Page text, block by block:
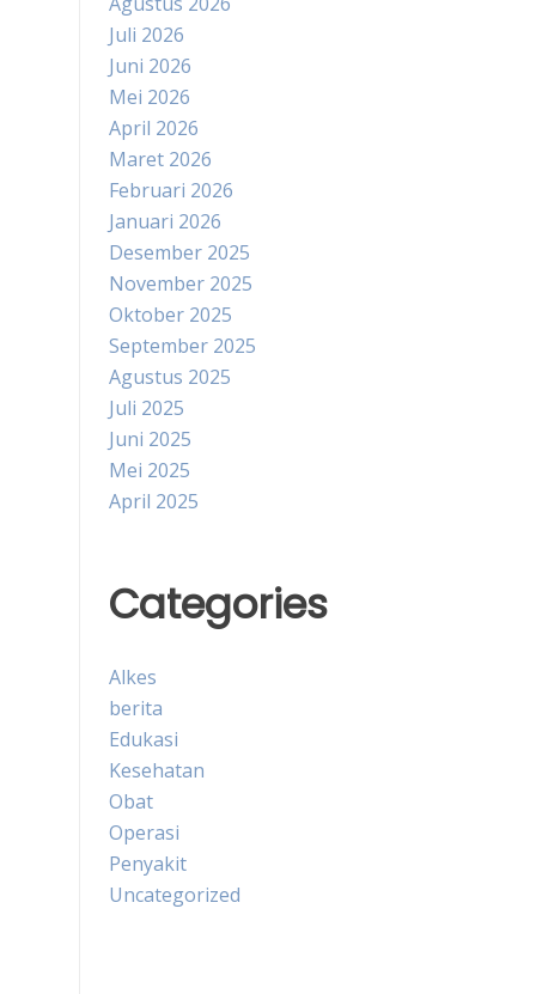
Juli 2026
Juni 2026
Mei 2026
April 2026
Maret 2026
Februari 2026
Januari 2026
Desember 2025
November 2025
Oktober 2025
September 2025
Agustus 2025
Juli 2025
Juni 2025
Mei 2025
April 2025
Categories
Alkes
berita
Edukasi
Kesehatan
Obat
Operasi
Penyakit
Uncategorized